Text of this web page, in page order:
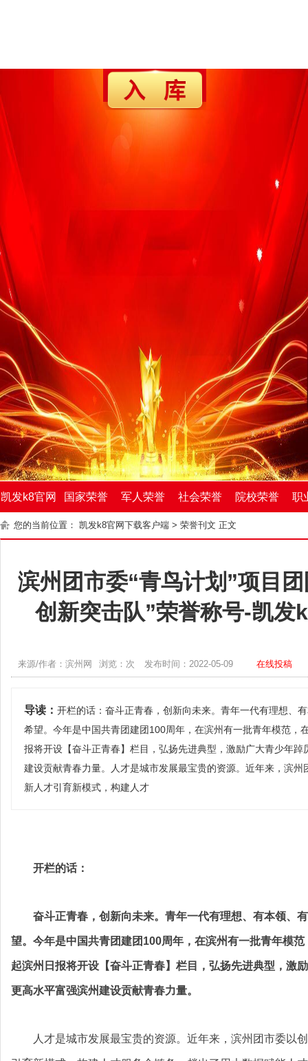
凯发k8官网
下载客户端
国家荣誉 军人荣誉 社会荣誉 院校荣誉 职
您的当前位置： 凯发k8官网下载客户端 > 荣誉刊文 正文
滨州团市委“青鸟计划”项目
创新突击队”荣誉称号-凯发
来源/作者：滨州网 浏览：次 发布时间：2022-05-09 在线投稿
导读： 开栏的话：奋斗正青春，创新向未来。青年一代有理想、
希望。今年是中国共青团建团100周年，在滨州有一批青年模范，
报将开设【奋斗正青春】栏目，弘扬先进典型，激励广大青少年
建设贡献青春力量。人才是城市发展最宝贵的资源。近年来，滨
新人才引育新模式，构建人才
开栏的话：
奋斗正青春，创新向未来。青年一代有理想、有本领、
望。今年是中国共青团建团100周年，在滨州有一批青年模
起滨州日报将开设【奋斗正青春】栏目，弘扬先进典型，激
更高水平富强滨州建设贡献青春力量。
人才是城市发展最宝贵的资源。近年来，滨州团市委以